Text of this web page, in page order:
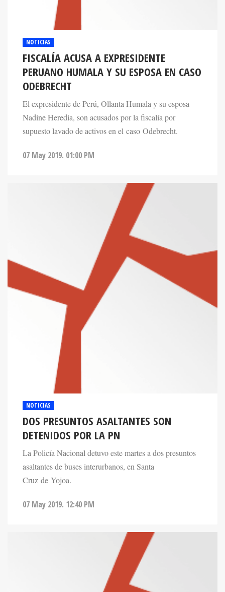
NOTICIAS
FISCALÍA ACUSA A EXPRESIDENTE
PERUANO HUMALA Y SU ESPOSA EN CASO
ODEBRECHT
El expresidente de Perú, Ollanta Humala y su esposa
Nadine Heredia, son acusados por la fiscalía por
supuesto lavado de activos en el caso Odebrecht.
07 May 2019. 01:00 PM
NOTICIAS
DOS PRESUNTOS ASALTANTES SON
DETENIDOS POR LA PN
La Policía Nacional detuvo este martes a dos presuntos
asaltantes de buses interurbanos, en Santa
Cruz de Yojoa.
07 May 2019. 12:40 PM